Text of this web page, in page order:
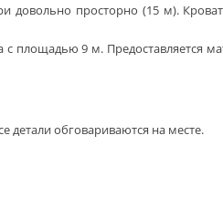
довольно просторно (15 м).
площадью 9 м. Предоставляется
детали обговариваются на месте.